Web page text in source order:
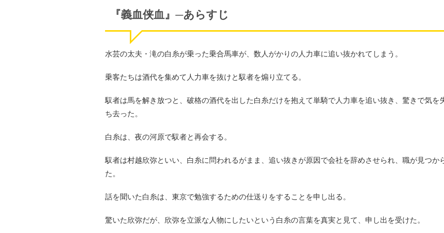
『義血侠血』─あらすじ
水芸の太夫・滝の白糸が乗った乗合馬車が、数人がかりの人力車に追い抜かれてしまう。
乗客たちは酒代を集めて人力車を抜けと馭者を煽り立てる。
馭者は馬を解き放つと、破格の酒代を出した白糸だけを抱えて単騎で人力車を追い抜き、驚きで気を
ち去った。
白糸は、夜の河原で馭者と再会する。
馭者は村越欣弥といい、白糸に問われるがまま、追い抜きが原因で会社を辞めさせられ、職が見つか
た。
話を聞いた白糸は、東京で勉強するための仕送りをすることを申し出る。
驚いた欣弥だが、欣弥を立派な人物にしたいという白糸の言葉を真実と見て、申し出を受けた。